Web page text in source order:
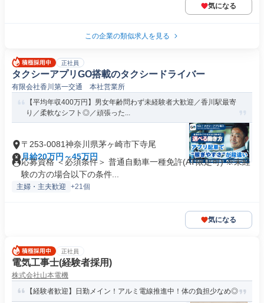
気になる
この企業の類似求人を見る
正社員
タクシーアプリGO搭載のタクシードライバー
有限会社香川第一交通 本社営業所
【平均年収400万円】男女年齢問わず未経験者大歓迎／香川駅最寄
り／柔軟なシフト◎／頑張った...
〒253-0081神奈川県茅ヶ崎市下寺尾
月給20万円～45万円
応募資格 ＜必須条件＞ 普通自動車一種免許(AT限定可) ※未経
験の方の場合以下の条件...
主婦・主夫歓迎 +21個
気になる
正社員
電気工事士(経験者採用)
株式会社山本電機
【経験者歓迎】日勤メイン！アルミ電線推進中！体の負担少なめ◎